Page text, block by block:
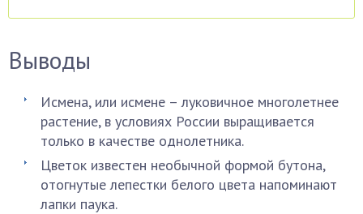
Выводы
Исмена, или исмене – луковичное многолетнее
растение, в условиях России выращивается
только в качестве однолетника.
Цветок известен необычной формой бутона,
отогнутые лепестки белого цвета напоминают
лапки паука.